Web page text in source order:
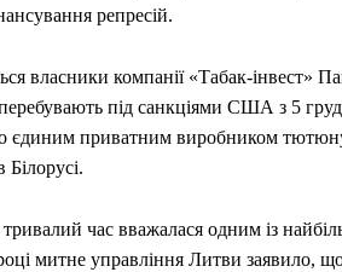
репресій.
власники компанії «Табак-інвест»
під санкціями США з 5
єдиним приватним виробником
Білорусі.
час вважалася одним із
митне управління Литви заявило,